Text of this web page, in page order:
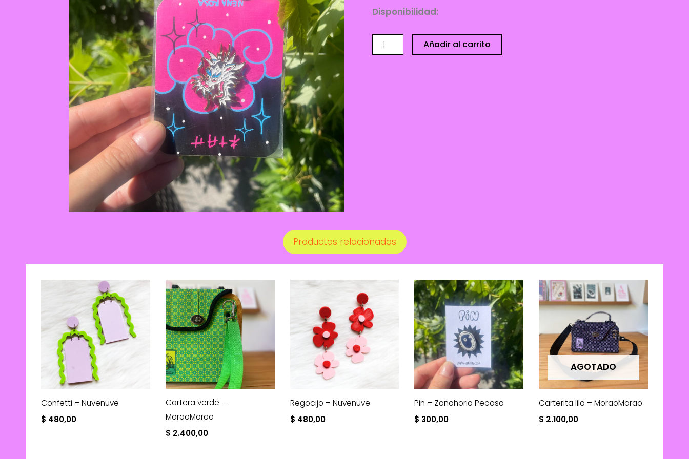
Disponibilidad:
Pin
-
Añadir al carrito
Productos relacionados
Confetti – Nuvenuve
$ 480,00
Cartera verde –
MoraoMorao
$ 2.400,00
Regocijo – Nuvenuve
$ 480,00
Pin – Zanahoria Pecosa
$ 300,00
AGOTADO
Carterita lila – MoraoMorao
$ 2.100,00